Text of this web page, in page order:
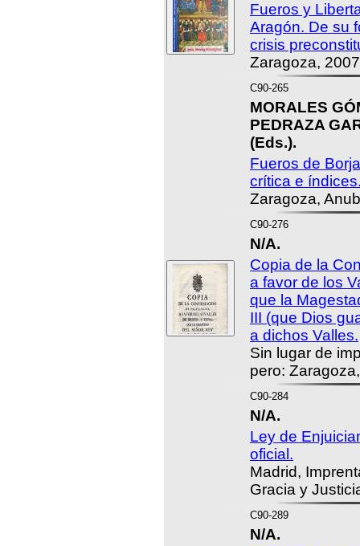
Fueros y
Aragón. De su
crisis
Zaragoza,
C90-265
MORALES
PEDRAZA
(Eds.).
Fueros de
crítica e
Zaragoza,
C90-276
N/A.
Copia de la
a favor de los
que la
III (que Dios
a dichos Valles.
Sin lugar de
pero:
C90-284
N/A.
Ley de
oficial.
Madrid,
Gracia y
C90-289
N/A.